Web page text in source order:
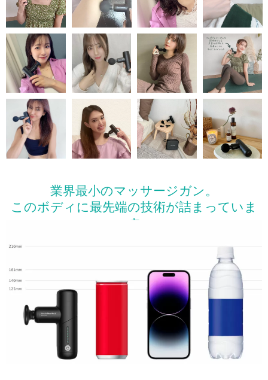
業界最小のマッサージガン。
このボディに最先端の技術が詰まっていま
す